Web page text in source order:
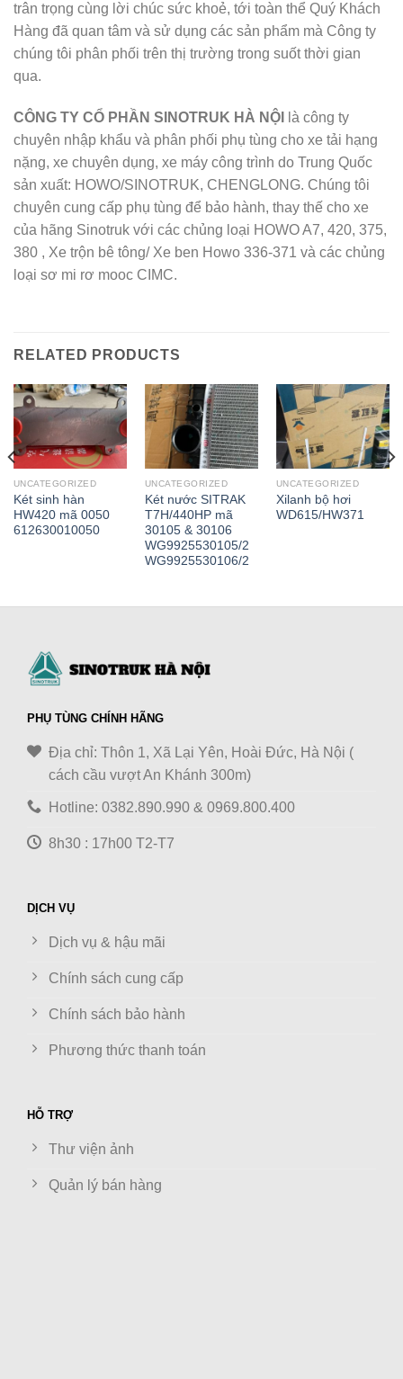
trân trọng cùng lời chúc sức khoẻ, tới toàn thể Quý Khách
Hàng đã quan tâm và sử dụng các sản phẩm mà Công ty
chúng tôi phân phối trên thị trường trong suốt thời gian
qua.
CÔNG TY CỔ PHẦN SINOTRUK HÀ NỘI
là công ty
chuyên nhập khẩu và phân phối phụ tùng cho xe tải hạng
nặng, xe chuyên dụng, xe máy công trình do Trung Quốc
sản xuất: HOWO/SINOTRUK, CHENGLONG. Chúng tôi
chuyên cung cấp phụ tùng để bảo hành, thay thế cho xe
của hãng Sinotruk với các chủng loại HOWO A7, 420, 375,
380 , Xe trộn bê tông/ Xe ben Howo 336-371 và các chủng
loại sơ mi rơ mooc CIMC.
RELATED PRODUCTS
UNCATEGORIZED
Két sinh hàn
HW420 mã 0050
612630010050
UNCATEGORIZED
Két nước SITRAK
T7H/440HP mã
30105 & 30106
WG9925530105/2
WG9925530106/2
UNCATEGORIZED
Xilanh bộ hơi
WD615/HW371
PHỤ TÙNG CHÍNH HÃNG
Địa chỉ: Thôn 1, Xã Lại Yên, Hoài Đức, Hà Nội (
cách cầu vượt An Khánh 300m)
Hotline: 0382.890.990 & 0969.800.400
8h30 : 17h00 T2-T7
DỊCH VỤ
Dịch vụ & hậu mãi
Chính sách cung cấp
Chính sách bảo hành
Phương thức thanh toán
HỖ TRỢ
Thư viện ảnh
Quản lý bán hàng